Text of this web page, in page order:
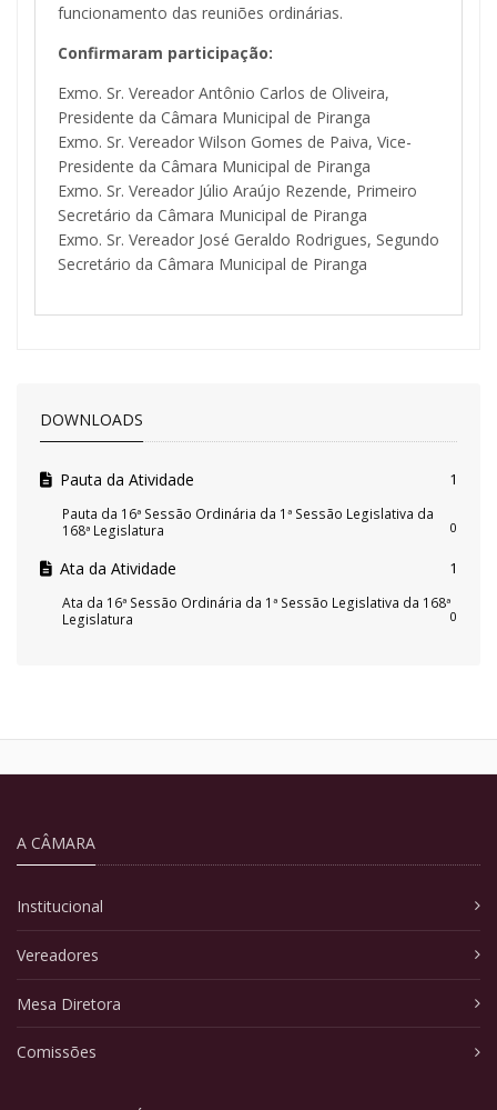
funcionamento das reuniões ordinárias.
Confirmaram participação:
Exmo. Sr. Vereador Antônio Carlos de Oliveira,
Presidente da Câmara Municipal de Piranga
Exmo. Sr. Vereador Wilson Gomes de Paiva, Vice-
Presidente da Câmara Municipal de Piranga
Exmo. Sr. Vereador Júlio Araújo Rezende, Primeiro
Secretário da Câmara Municipal de Piranga
Exmo. Sr. Vereador José Geraldo Rodrigues, Segundo
Secretário da Câmara Municipal de Piranga
DOWNLOADS
Pauta da Atividade 1
Pauta da 16ª Sessão Ordinária da 1ª Sessão Legislativa da
168ª Legislatura
0
Ata da Atividade 1
Ata da 16ª Sessão Ordinária da 1ª Sessão Legislativa da 168ª
Legislatura
0
A CÂMARA
Institucional
Vereadores
Mesa Diretora
Comissões